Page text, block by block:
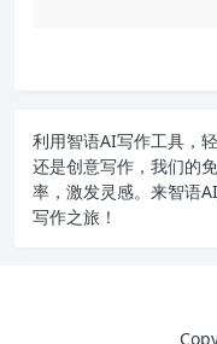
利用智语AI写作工具，
还是创意写作，我们的
率，激发灵感。来智语
写作之旅！